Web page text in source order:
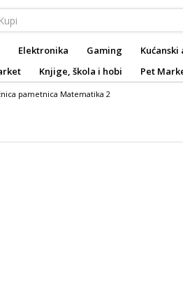
Elektronika Gaming
Knjige, škola i hobi Pet
pametnica Matematika 2